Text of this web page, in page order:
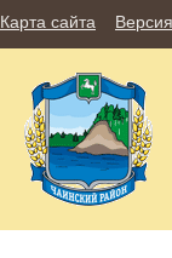
Карта сайта